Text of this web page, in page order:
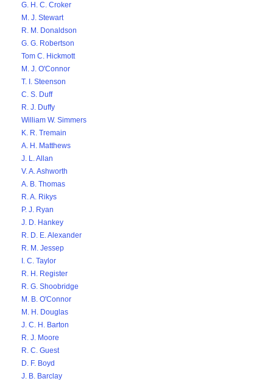
G. H. C. Croker
M. J. Stewart
R. M. Donaldson
G. G. Robertson
Tom C. Hickmott
M. J. O'Connor
T. I. Steenson
C. S. Duff
R. J. Duffy
William W. Simmers
K. R. Tremain
A. H. Matthews
J. L. Allan
V. A. Ashworth
A. B. Thomas
R. A. Rikys
P. J. Ryan
J. D. Hankey
R. D. E. Alexander
R. M. Jessep
I. C. Taylor
R. H. Register
R. G. Shoobridge
M. B. O'Connor
M. H. Douglas
J. C. H. Barton
R. J. Moore
R. C. Guest
D. F. Boyd
J. B. Barclay